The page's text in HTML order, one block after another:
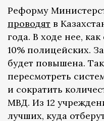
Реформу
проводят в
года. В ходе нее,
10% полицейских.
будет повышена.
пересмотреть
и сократить
МВД. Из 12
лучших, куда